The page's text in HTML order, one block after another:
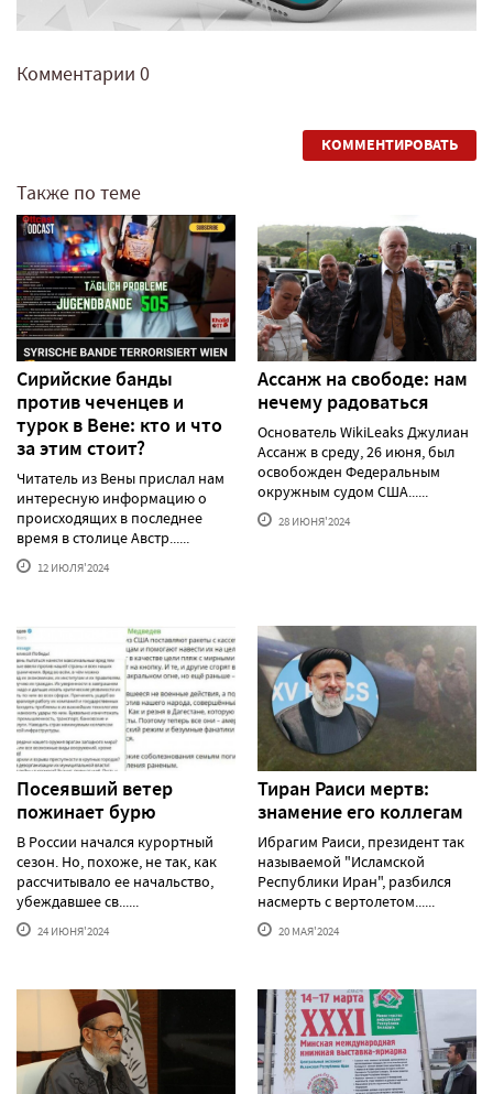
Комментарии 0
КОММЕНТИРОВАТЬ
Также по теме
Сирийские банды
против чеченцев и
турок в Вене: кто и что
за этим стоит?
Читатель из Вены прислал нам
интересную информацию о
происходящих в последнее
время в столице Австр......
12 ИЮЛЯ'2024
Ассанж на свободе: нам
нечему радоваться
Основатель WikiLeaks Джулиан
Ассанж в среду, 26 июня, был
освобожден Федеральным
окружным судом США......
28 ИЮНЯ'2024
Посеявший ветер
пожинает бурю
В России начался курортный
сезон. Но, похоже, не так, как
рассчитывало ее начальство,
убеждавшее св......
24 ИЮНЯ'2024
Тиран Раиси мертв:
знамение его коллегам
Ибрагим Раиси, президент так
называемой "Исламской
Республики Иран", разбился
насмерть с вертолетом......
20 МАЯ'2024